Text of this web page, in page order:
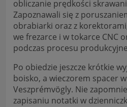
obliczanie prędkości
Zapoznawali się z
obrabiarki oraz z
we frezarce i w tokarce CNC
podczas procesu
Po obiedzie jeszcze krótkie
boisko, a wieczorem spacer
Veszprémvögly. Nie
zapisaniu notatki w
"Nasza szkoła" >